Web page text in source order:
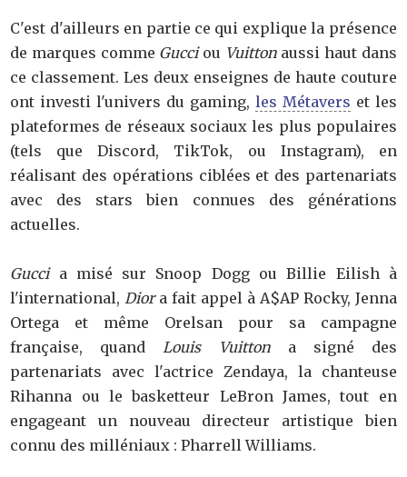
C'est d'ailleurs en partie ce qui explique la présence
de marques comme Gucci ou Vuitton aussi haut dans
ce classement. Les deux enseignes de haute couture
ont investi l'univers du gaming, les Métavers et les
plateformes de réseaux sociaux les plus populaires
(tels que Discord, TikTok, ou Instagram), en
réalisant des opérations ciblées et des partenariats
avec des stars bien connues des générations
actuelles.
Gucci a misé sur Snoop Dogg ou Billie Eilish à
l'international, Dior a fait appel à A$AP Rocky, Jenna
Ortega et même Orelsan pour sa campagne
française, quand Louis Vuittona signé des
partenariats avec l'actrice Zendaya, la chanteuse
Rihanna ou le basketteur LeBron James, tout en
engageant un nouveau directeur artistique bien
connu des milléniaux : Pharrell Williams.